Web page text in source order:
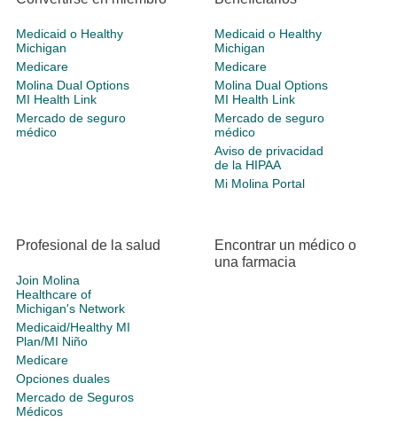
Medicaid o Healthy
Michigan
Medicare
Molina Dual Options
MI Health Link
Mercado de seguro
médico
Medicaid o Healthy
Michigan
Medicare
Molina Dual Options
MI Health Link
Mercado de seguro
médico
Aviso de privacidad
de la HIPAA
Mi Molina Portal
Profesional de la salud
Join Molina
Healthcare of
Michigan's Network
Medicaid/Healthy MI
Plan/MI Niño
Medicare
Opciones duales
Mercado de Seguros
Médicos
Encontrar un médico o
una farmacia